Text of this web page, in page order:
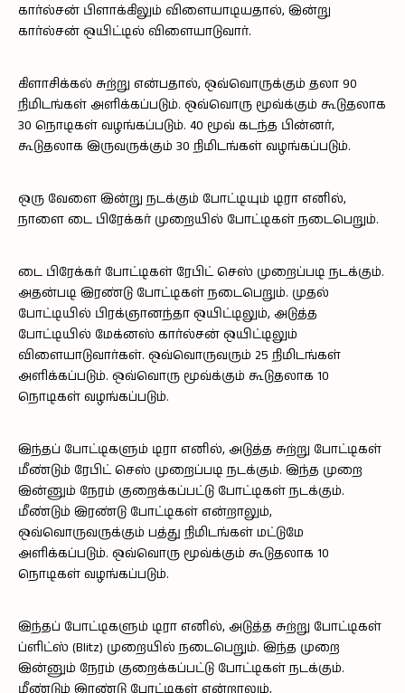
கார்ல்சன் பிளாக்கிலும் விளையாடியதால், இன்று
கார்ல்சன் ஒயிட்டில் விளையாடுவார்.
கிளாசிக்கல் சுற்று என்பதால், ஒவ்வொருக்கும் தலா 90
நிமிடங்கள் அளிக்கப்படும். ஒவ்வொரு மூவ்க்கும் கூடுதலாக
30 நொடிகள் வழங்கப்படும். 40 மூவ் கடந்த பின்னர்,
கூடுதலாக இருவருக்கும் 30 நிமிடங்கள் வழங்கப்படும்.
ஒரு வேளை இன்று நடக்கும் போட்டியும் டிரா எனில்,
நாளை டை பிரேக்கர் முறையில் போட்டிகள் நடைபெறும்.
டை பிரேக்கர் போட்டிகள் ரேபிட் செஸ் முறைப்படி நடக்கும்.
அதன்படி இரண்டு போட்டிகள் நடைபெறும். முதல்
போட்டியில் பிரக்ஞானந்தா ஒயிட்டிலும், அடுத்த
போட்டியில் மேக்னஸ் கார்ல்சன் ஒயிட்டிலும்
விளையாடுவார்கள். ஒவ்வொருவரும் 25 நிமிடங்கள்
அளிக்கப்படும். ஒவ்வொரு மூவ்க்கும் கூடுதலாக 10
நொடிகள் வழங்கப்படும்.
இந்தப் போட்டிகளும் டிரா எனில், அடுத்த சுற்று போட்டிகள்
மீண்டும் ரேபிட் செஸ் முறைப்படி நடக்கும். இந்த முறை
இன்னும் நேரம் குறைக்கப்பட்டு போட்டிகள் நடக்கும்.
மீண்டும் இரண்டு போட்டிகள் என்றாலும்,
ஒவ்வொருவருக்கும் பத்து நிமிடங்கள் மட்டுமே
அளிக்கப்படும். ஒவ்வொரு மூவ்க்கும் கூடுதலாக 10
நொடிகள் வழங்கப்படும்.
இந்தப் போட்டிகளும் டிரா எனில், அடுத்த சுற்று போட்டிகள்
ப்ளிட்ஸ் (Blitz) முறையில் நடைபெறும். இந்த முறை
இன்னும் நேரம் குறைக்கப்பட்டு போட்டிகள் நடக்கும்.
மீண்டும் இரண்டு போட்டிகள் என்றாலும்,